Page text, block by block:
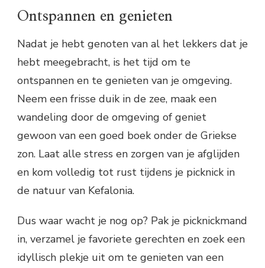
Ontspannen en genieten
Nadat je hebt genoten van al het lekkers dat je
hebt meegebracht, is het tijd om te
ontspannen en te genieten van je omgeving.
Neem een frisse duik in de zee, maak een
wandeling door de omgeving of geniet
gewoon van een goed boek onder de Griekse
zon. Laat alle stress en zorgen van je afglijden
en kom volledig tot rust tijdens je picknick in
de natuur van Kefalonia.
Dus waar wacht je nog op? Pak je picknickmand
in, verzamel je favoriete gerechten en zoek een
idyllisch plekje uit om te genieten van een